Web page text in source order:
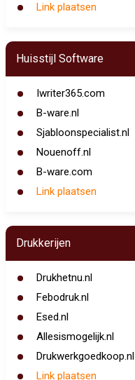
Link plaatsen
Huisstijl Software
Iwriter365.com
B-ware.nl
Sjabloonspecialist.nl
Nouenoff.nl
B-ware.com
Link plaatsen
Drukkerijen
Drukhetnu.nl
Febodruk.nl
Esed.nl
Allesismogelijk.nl
Drukwerkgoedkoop.nl
Link plaatsen